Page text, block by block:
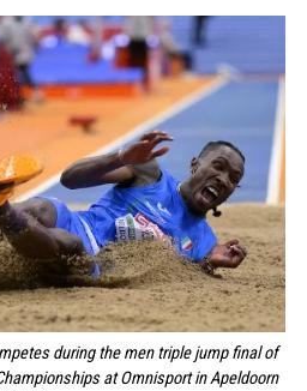
during the men triple jump final of
at Omnisport in Apeldoorn